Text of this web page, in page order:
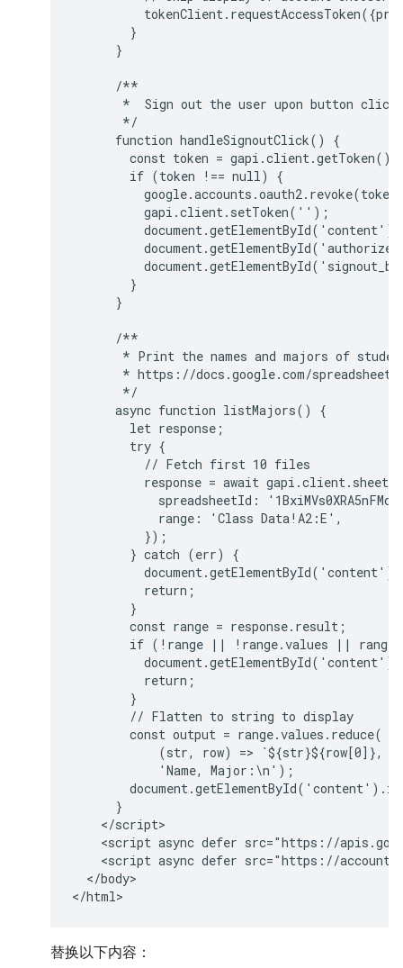
        }
      }
      /**
       *  Sign out the user upon button click.
       */
      function handleSignoutClick() {
        const token = gapi.client.getToken();
        if (token !== null) {
          gapi.client.setToken('');
        }
      }
      /**
* Print the names and majors of
* https://docs.google.com/
       */
      async function listMajors() {
        let response;
        try {
          // Fetch first 10 files
response = await
spreadsheetId:
            range: 'Class Data!A2:E',
          });
        } catch (err) {
          return;
        }
        const range = response.result;
if (!range || !range.values ||
          return;
        }
        // Flatten to string to display
        const output = range.values.reduce(
(str, row) => `${str}${row[0]},
            'Name, Major:\n');
      }
    </script>
<script async defer src="https://
<script async defer src="https://
  </body>
</html>
替换以下内容：